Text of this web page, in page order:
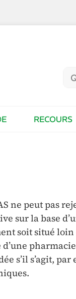
RECOURS
ne peut pas
sur la base
soit situé
s’il s’agit, par